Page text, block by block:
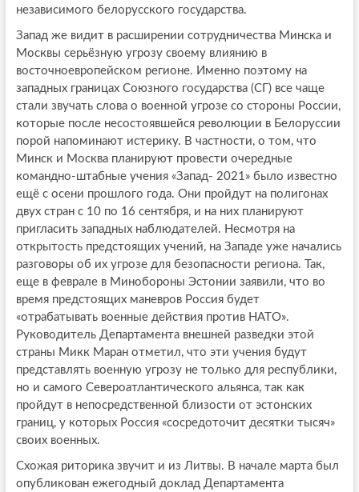
независимого белорусского государства.
Запад же видит в расширении сотрудничества Минска и
Москвы серьёзную угрозу своему влиянию в
восточноевропейском регионе. Именно поэтому на
западных границах Союзного государства (СГ) все чаще
стали звучать слова о военной угрозе со стороны России,
которые после несостоявшейся революции в Белоруссии
порой напоминают истерику. В частности, о том, что
Минск и Москва планируют провести очередные
командно-штабные учения «Запад- 2021» было известно
ещё с осени прошлого года. Они пройдут на полигонах
двух стран с 10 по 16 сентября, и на них планируют
пригласить западных наблюдателей. Несмотря на
открытость предстоящих учений, на Западе уже начались
разговоры об их угрозе для безопасности региона. Так,
еще в феврале в Минобороны Эстонии заявили, что во
время предстоящих маневров Россия будет
«отрабатывать военные действия против НАТО».
Руководитель Департамента внешней разведки этой
страны Микк Маран отметил, что эти учения будут
представлять военную угрозу не только для республики,
но и самого Североатлантического альянса, так как
пройдут в непосредственной близости от эстонских
границ, у которых Россия «сосредоточит десятки тысяч»
своих военных.
Схожая риторика звучит и из Литвы. В начале марта был
опубликован ежегодный доклад Департамента